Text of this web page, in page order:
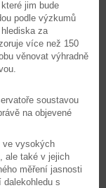
jim bude
podle výzkumů
za
více než 150
věnovat výhradně
soustavou
na objevené
ve vysokých
ale také v jejich
měření jasnosti
dalekohledu s